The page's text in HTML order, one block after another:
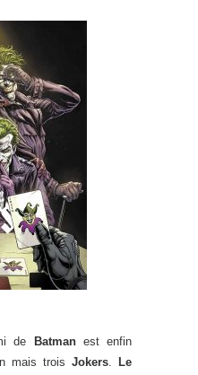
de
Batmanest enfin
mais troisJokers.
Le